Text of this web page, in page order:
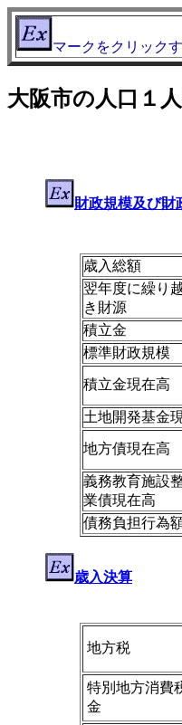
マークをクリック
大阪市の人口１
財政規模及び財
歳入総額
翌年度に繰り
き財源
積立金
標準財政規模
積立金現在高
土地開発基金
地方債現在高
義務教育施設
業債現在高
債務負担行為
歳入決算
地方税
特別地方消費
金